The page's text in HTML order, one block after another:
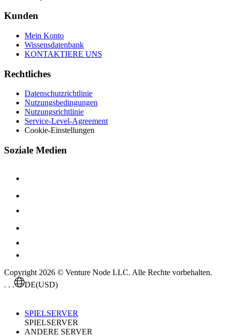
Kunden
Mein Konto
Wissensdatenbank
KONTAKTIERE UNS
Rechtliches
Datenschutzrichtlinie
Nutzungsbedingungen
Nutzungsrichtlinie
Service-Level-Agreement
Cookie-Einstellungen
Soziale Medien
Copyright 2026 © Venture Node LLC. Alle Rechte vorbehalten.
. . .
DE(USD)
SPIELSERVER
SPIELSERVER
ANDERE SERVER